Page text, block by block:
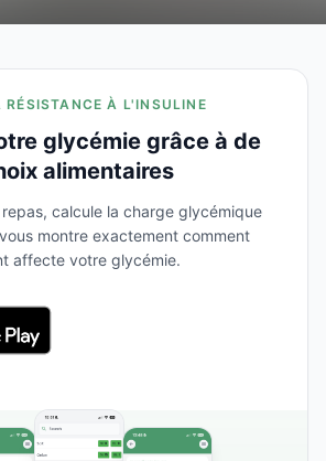
RÉSISTANCE À L'INSULINE
glycémie grâce à de
alimentaires
calcule la charge glycémique
montre exactement comment
affecte votre glycémie.